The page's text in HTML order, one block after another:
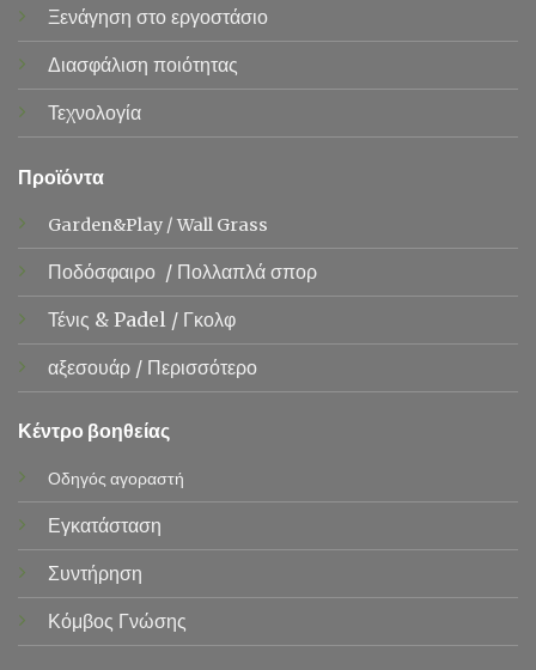
Ξενάγηση στο εργοστάσιο
Διασφάλιση ποιότητας
Τεχνολογία
Προϊόντα
Garden&Play/Wall Grass
Ποδόσφαιρο / Πολλαπλά σπορ
Τένις & Padel / Γκολφ
αξεσουάρ / Περισσότερο
Κέντρο βοηθείας
Οδηγός αγοραστή
Εγκατάσταση
Συντήρηση
Κόμβος Γνώσης